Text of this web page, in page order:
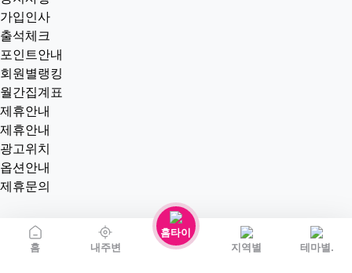
홈 내주변
홈타이
지역별
테마별.
가입인사
출석체크
포인트안내
회원별랭킹
월간집계표
제휴안내
제휴안내
광고위치
옵션안내
제휴문의